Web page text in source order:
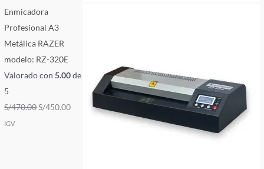
Enmicadora
Profesional A3
Metálica RAZER
modelo: RZ-320E
Valorado con5.00de
5
S/470.00S/450.00
IGV